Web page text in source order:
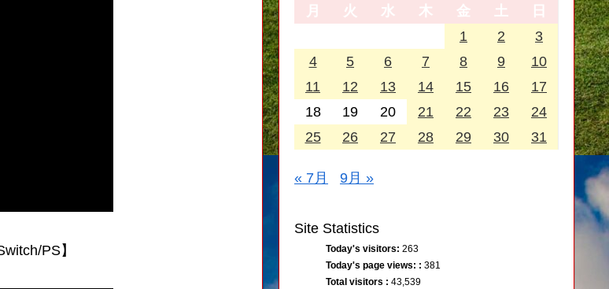
PS】
月
火 水 木 金 土
日
1
2
3
4
5 6 7 8 9
10
11
12 13 14 15 16
17
18
19 20 21 22 23
24
25
26 27 28 29 30 31
« 7月 9月 »
Site Statistics
Today's visitors: 263
Today's page views: : 381
Total visitors : 43,539